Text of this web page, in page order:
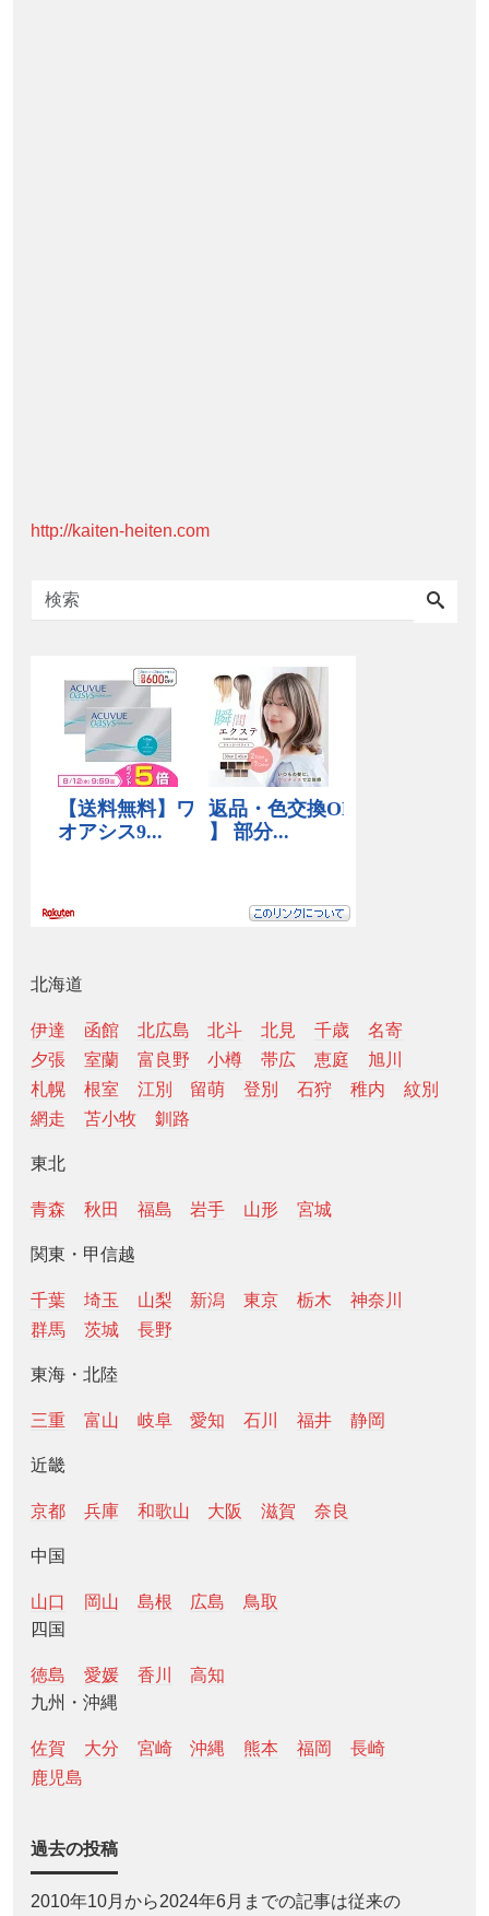
http://kaiten-heiten.com
北海道
伊達 函館 北広島 北斗 北見 千歳
名寄
夕張
室蘭 富良野 小樽 帯広 恵庭
旭川
札幌
根室 江別 留萌 登別 石狩 稚内
紋別
網走
苫小牧 釧路
東北
青森 秋田 福島 岩手 山形 宮城
関東・甲信越
千葉 埼玉 山梨 新潟 東京 栃木
神奈川
群馬
茨城 長野
東海・北陸
三重 富山 岐阜 愛知 石川 福井 静岡
近畿
京都 兵庫 和歌山 大阪 滋賀 奈良
中国
山口 岡山 島根 広島
鳥取
四国
徳島 愛媛 香川
高知
九州・沖縄
佐賀 大分 宮崎 沖縄 熊本 福岡
長崎
鹿児島
過去の投稿
2010年10月から2024年6月までの記事は従来の